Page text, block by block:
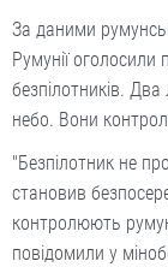
За даними
Румунії оголосили
безпілотників. Два
небо. Вони
"Безпілотник не
становив
контролюють
повідомили у